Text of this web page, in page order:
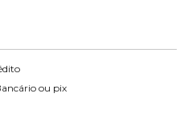
ou pix